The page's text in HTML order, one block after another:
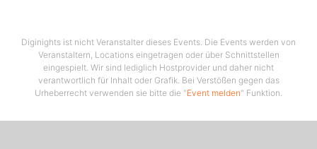
Diginights ist nicht Veranstalter dieses Events. Die Events werden von
Veranstaltern, Locations eingetragen oder über Schnittstellen
eingespielt. Wir sind lediglich Hostprovider und daher nicht
verantwortlich für Inhalt oder Grafik. Bei Verstößen gegen das
Urheberrecht verwenden sie bitte die "Event melden" Funktion.